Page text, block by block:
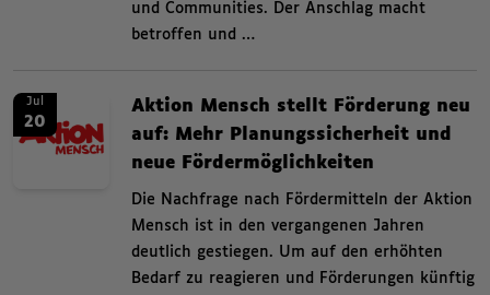
und Communities. Der Anschlag macht
betroffen und …
News.
Aktion Mensch stellt Förderung neu
auf: Mehr Planungssicherheit und
neue Fördermöglichkeiten
Die Nachfrage nach Fördermitteln der Aktion
Mensch ist in den vergangenen Jahren
deutlich gestiegen. Um auf den erhöhten
Bedarf zu reagieren und Förderungen künftig
Jul
20